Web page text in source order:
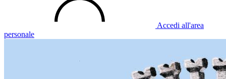
Accedi all'area
personale